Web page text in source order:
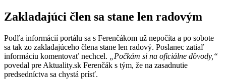
Zakladajúci člen sa stane len radovým
Podľa informácií portálu sa s Ferenčákom už nepočíta a po sobote
sa tak zo zakladajúceho člena stane len radový. Poslanec zatiaľ
informáciu komentovať nechcel.
„Počkám si na oficiálne dôvody,“
povedal pre Aktuality.sk Ferenčák s tým, že na zasadnutie
predsedníctva sa chystá prísť.